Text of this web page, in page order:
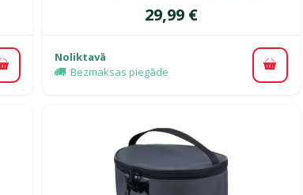
Pievienot grozam
Cena
29,99 €
Noliktavā
Bezmaksas piegāde